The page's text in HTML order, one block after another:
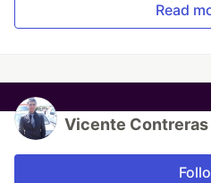
Read
Vicente Contreras